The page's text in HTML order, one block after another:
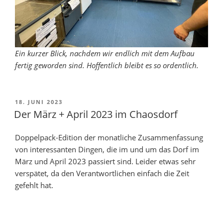
Ein kurzer Blick, nachdem wir endlich mit dem Aufbau
fertig geworden sind. Hoffentlich bleibt es so ordentlich.
VERÖFFENTLICHT
AM
18. JUNI 2023
Der März + April 2023 im Chaosdorf
Doppelpack-Edition der monatliche Zusammenfassung
von interessanten Dingen, die im und um das Dorf im
März und April 2023 passiert sind. Leider etwas sehr
verspätet, da den Verantwortlichen einfach die Zeit
gefehlt hat.